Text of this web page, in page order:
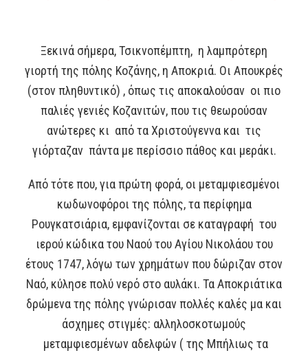
Ξεκινά σήμερα, Τσικνοπέμπτη, η λαμπρότερη
γιορτή της πόλης Κοζάνης, η Αποκριά. Οι Απουκρές
(στον πληθυντικό) , όπως τις αποκαλούσαν οι πιο
παλιές γενιές Κοζανιτών, που τις θεωρούσαν
ανώτερες κι από τα Χριστούγεννα και τις
γιόρταζαν πάντα με περίσσιο πάθος και μεράκι.
Από τότε που, για πρώτη φορά, οι μεταμφιεσμένοι
κωδωνοφόροι της πόλης, τα περίφημα
Ρουγκατσιάρια, εμφανίζονται σε καταγραφή του
ιερού κώδικα του Ναού του Αγίου Νικολάου του
έτους 1747, λόγω των χρημάτων που δώριζαν στον
Ναό, κύλησε πολύ νερό στο αυλάκι. Τα Αποκριάτικα
δρώμενα της πόλης γνώρισαν πολλές καλές μα και
άσχημες στιγμές: αλληλοσκοτωμούς
μεταμφιεσμένων αδελφών ( της Μπήλιως τα